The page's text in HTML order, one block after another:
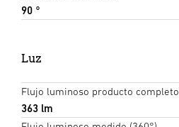
90 °
Luz
Flujo luminoso producto completo
363 lm